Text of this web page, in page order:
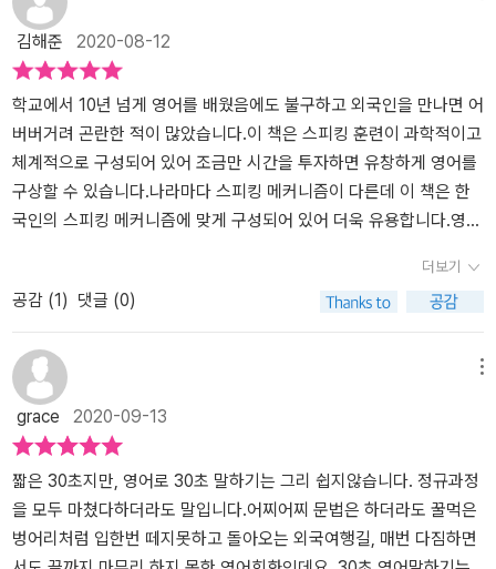
듣고 따라 하다가 익숙해지면 STEP 1을 영어로 말해 봅니다. STEP
3 들으면서 따라 말하기: MP3를 들으면서 따라 말해 봅니다. 빈칸을
채워가면서 내가 말한 내용을 확인합니다. STEP 4 30초 동안 영어
로 말하기: 우리말을 보면서 영어로 바꿔 말해 봅니다. 직접 써보면 더
오래 기억에 남습니다. {OUTPUT 스크립트와 표현 정리} OUTPUT
파트에 나온 스크립트와 표현 해설을 정리했습니다. STEP 3 빈칸에
들어갈 표현들은 스크립트에 밑줄로 표시했습니다. (혼자 공부하기
외로운 분들을 위한) 스피킹 전문 강사의 해설 강의 경력 10년의 스피
워지는) 스피킹 훈련용 MP3 파일 이 책에 나오는 모든 예문은 MP3
파일과 QR코드를 통해 확인할 수 있습니다. MP3파일은 길벗출판사
홈페이지(www.gilbut.co.kr)와 스피킹 매트릭스 공식 홈페이지(spe
akingmatrix.gilbut.co.kr)에서 로그인 없이 무료로 내려받을 수 있습
니다.
김해준 2020-08-12
학교에서 10년 넘게 영어를 배웠음에도 불구하고 외국인을 만나면 어
버버거려 곤란한 적이 많았습니다.이 책은 스피킹 훈련이 과학적이고
체계적으로 구성되어 있어 조금만 시간을 투자하면 유창하게 영어를
구상할 수 있습니다.나라마다 스피킹 메커니즘이 다른데 이 책은 한
국인의 스피킹 메커니즘에 맞게 구성되어 있어 더욱 유용합니다.영어
더보기
공감 (1) 댓글 (0)
grace 2020-09-13
짧은 30초지만, 영어로 30초 말하기는 그리 쉽지않습니다. 정규과정
을 모두 마쳤다하더라도 말입니다.어찌어찌 문법은 하더라도 꿀먹은
벙어리처럼 입한번 떼지못하고 돌아오는 외국여행길, 매번 다짐하면